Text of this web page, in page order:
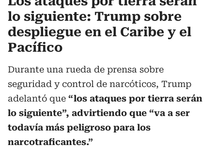
lo siguiente: Trump sobre
despliegue en el Caribe y el
Pacífico
Durante una rueda de prensa sobre
seguridad y control de narcóticos, Trump
adelantó que “los ataques por tierra serán
lo siguiente”, advirtiendo que “va a ser
todavía más peligroso para los
narcotraficantes.”